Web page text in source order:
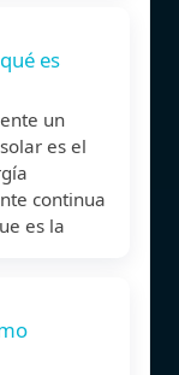
es
un
es el
continua
es la